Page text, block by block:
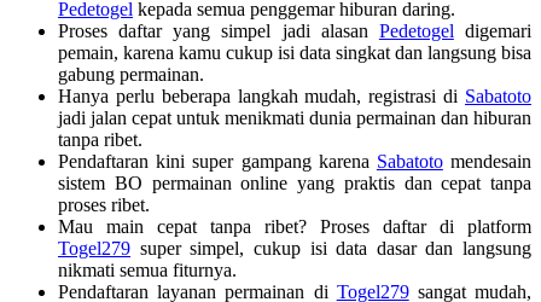
Pedetogel kepada semua penggemar hiburan daring.
Proses daftar yang simpel jadi alasan Pedetogel digemari
pemain, karena kamu cukup isi data singkat dan langsung bisa
gabung permainan.
Hanya perlu beberapa langkah mudah, registrasi di Sabatoto
jadi jalan cepat untuk menikmati dunia permainan dan hiburan
tanpa ribet.
Pendaftaran kini super gampang karena Sabatotomendesain
sistem BO permainan online yang praktis dan cepat tanpa
proses ribet.
Mau main cepat tanpa ribet? Proses daftar di platform
Togel279 super simpel, cukup isi data dasar dan langsung
nikmati semua fiturnya.
Pendaftaran layanan permainan di Togel279sangat mudah,